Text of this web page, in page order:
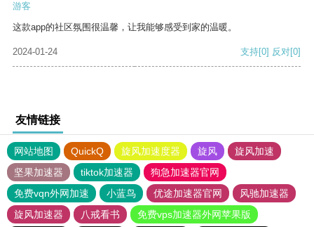
游客
这款app的社区氛围很温馨，让我能够感受到家的温暖。
2024-01-24 支持[0] 反对[0]
友情链接
网站地图 QuickQ 旋风加速度器 旋风
旋风加速
坚果加速器
tiktok加速器
狗急加速器官网
免费vqn外网加速
小蓝鸟 优途加速器官网
风驰加速器
旋风加速器
八戒看书
免费vps加速器外网苹果版